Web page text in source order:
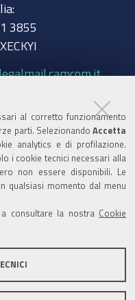
al corretto funzionamento
parti. Selezionando Accetta
analytics e di profilazione.
i cookie tecnici necessari alla
non essere disponibili. Le
qualsiasi momento dal menu
consultare la nostra Cookie
3855